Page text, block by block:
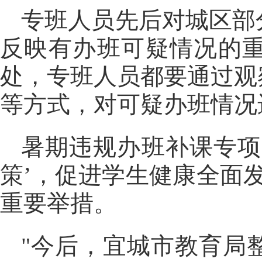
专班人员先后对城区
反映有办班可疑情况的
处，专班人员都要通过
等方式，对可疑办班情
暑期违规办班补课专
策’，促进学生健康全面
重要举措。
"今后，宜城市教育局